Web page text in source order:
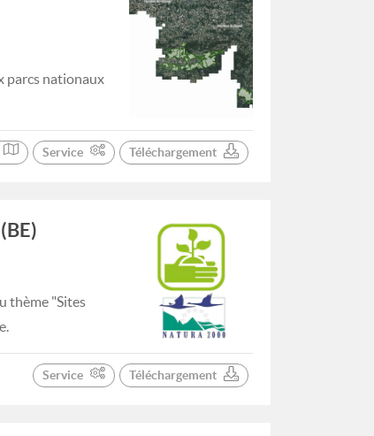
parcs nationaux
Service Téléchargement
thème "Sites
Service Téléchargement